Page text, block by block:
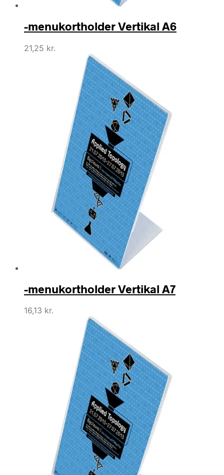
-menukortholder Vertikal A6
21,25 kr.
-menukortholder Vertikal A7
16,13 kr.